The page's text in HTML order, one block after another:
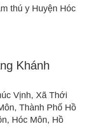
thú y Huyện Hóc
Khánh
Vịnh, Xã Thới
Thành Phố Hồ
Hóc Môn, Hồ